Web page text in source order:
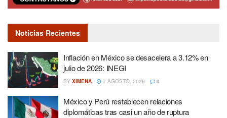
Noticias Recientes
Inflación en México se desacelera a 3.12% en
julio de 2026: INEGI
BY XIMENA 7 AGOSTO, 2026 0
México y Perú restablecen relaciones
diplomáticas tras casi un año de ruptura